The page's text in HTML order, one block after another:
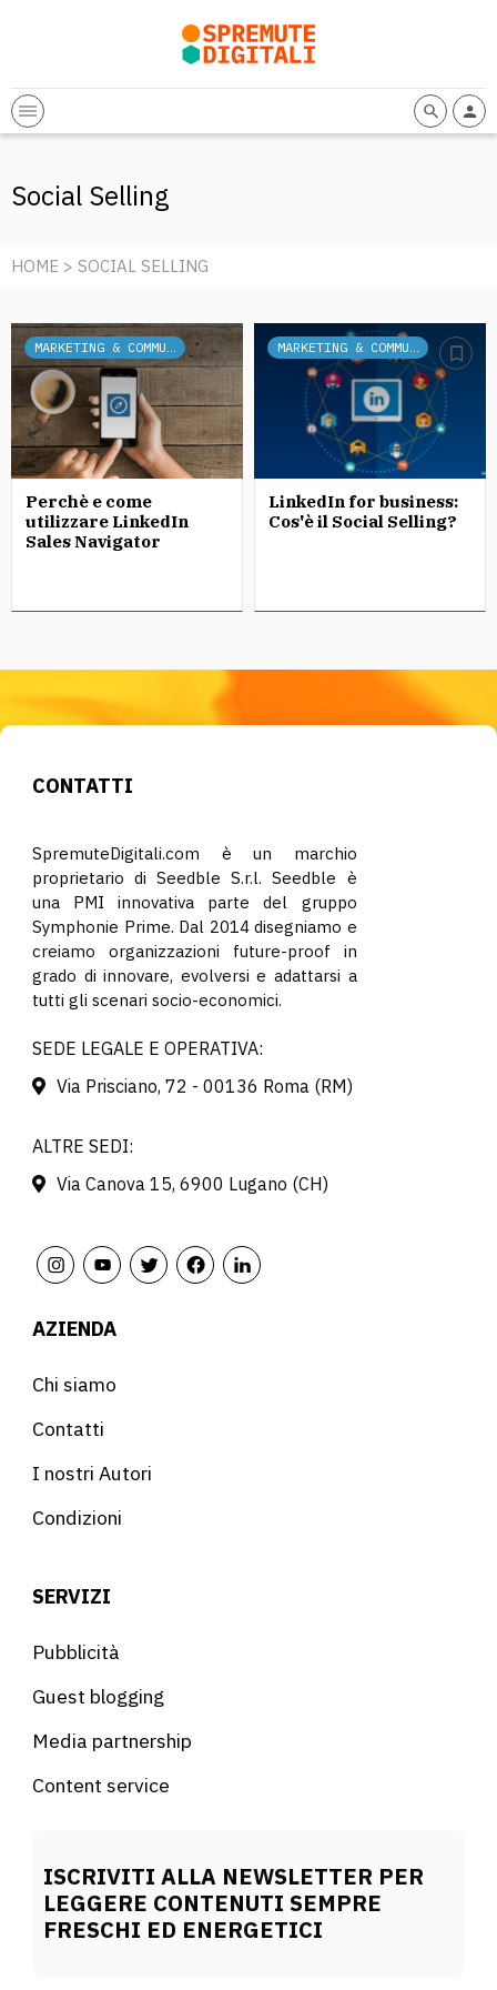
Social Selling
HOME > SOCIAL SELLING
MARKETING & COMMUNICATION
Perchè e come
utilizzare LinkedIn
Sales Navigator
MARKETING & COMMUNICATION
LinkedIn for business:
Cos'è il Social Selling?
CONTATTI
SpremuteDigitali.com è un marchio
proprietario di Seedble S.r.l. Seedble è
una PMI innovativa parte del gruppo
Symphonie Prime. Dal 2014 disegniamo e
creiamo organizzazioni future-proof in
grado di innovare, evolversi e adattarsi a
tutti gli scenari socio-economici.
SEDE LEGALE E OPERATIVA:
Via Prisciano, 72 - 00136 Roma (RM)
ALTRE SEDI:
Via Canova 15, 6900 Lugano (CH)
AZIENDA
Chi siamo
Contatti
I nostri Autori
Condizioni
SERVIZI
Pubblicità
Guest blogging
Media partnership
Content service
ISCRIVITI ALLA NEWSLETTER PER
LEGGERE CONTENUTI SEMPRE
FRESCHI ED ENERGETICI